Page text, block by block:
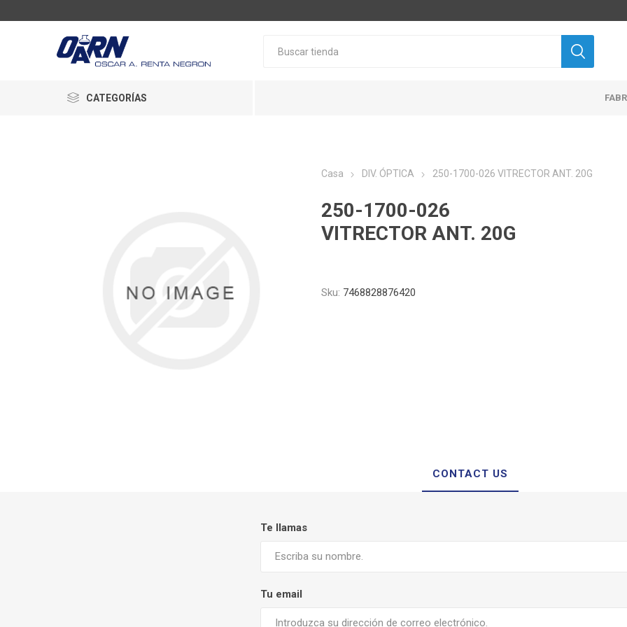
CATEGORÍAS
Casa DIV. ÓPTICA 250-1700-026 VITRECTOR ANT. 20G
250-1700-026
VITRECTOR ANT. 20G
Sku: 7468828876420
CONTACT US
Te llamas
Tu email